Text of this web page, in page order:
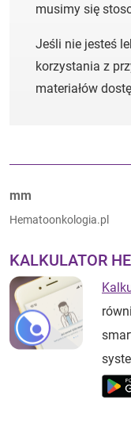
musimy się
Jeśli nie jesteś
korzystania z
materiałów
Autorzy:
mm
Hematoonkologia.pl
KALKULATOR